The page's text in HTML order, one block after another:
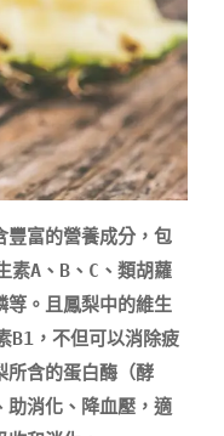
豐富的營養成分，包
素A、B、C、類胡蘿
等。且鳳梨中的維生
B1，不但可以消除疲
所含的蛋白酶（酵
助消化、降血壓，適